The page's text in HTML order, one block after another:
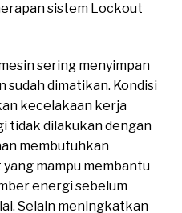
sistem Lockout
sering menyimpan
sudah dimatikan. Kondisi
kecelakaan kerja
tidak dilakukan dengan
membutuhkan
mampu membantu
energi sebelum
Selain meningkatkan